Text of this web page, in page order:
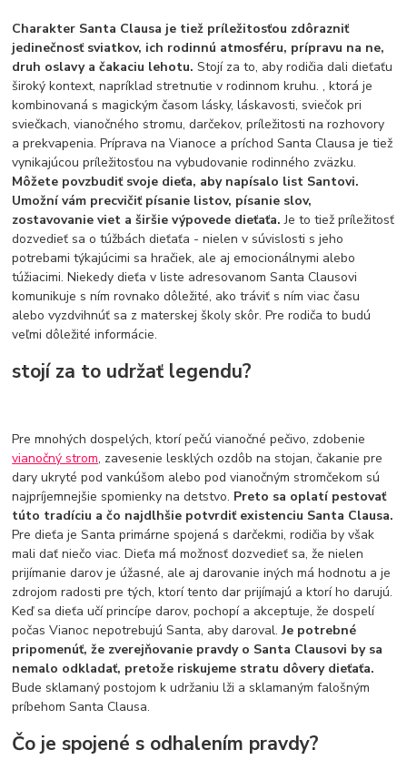
Charakter Santa Clausa je tiež príležitosťou zdôrazniť
jedinečnosť sviatkov, ich rodinnú atmosféru, prípravu na ne,
druh oslavy a čakaciu lehotu.Stojí za to, aby rodičia dali dieťaťu
široký kontext, napríklad stretnutie v rodinnom kruhu. , ktorá je
kombinovaná s magickým časom lásky, láskavosti, sviečok pri
sviečkach, vianočného stromu, darčekov, príležitosti na rozhovory
a prekvapenia. Príprava na Vianoce a príchod Santa Clausa je tiež
vynikajúcou príležitosťou na vybudovanie rodinného zväzku.
Môžete povzbudiť svoje dieťa, aby napísalo list Santovi.
Umožní vám precvičiť písanie listov, písanie slov,
zostavovanie viet a širšie výpovede dieťaťa.Je to tiež príležitosť
dozvedieť sa o túžbách dieťaťa - nielen v súvislosti s jeho
potrebami týkajúcimi sa hračiek, ale aj emocionálnymi alebo
túžiacimi. Niekedy dieťa v liste adresovanom Santa Clausovi
komunikuje s ním rovnako dôležité, ako tráviť s ním viac času
alebo vyzdvihnúť sa z materskej školy skôr. Pre rodiča to budú
veľmi dôležité informácie.
stojí za to udržať legendu?
Pre mnohých dospelých, ktorí pečú vianočné pečivo, zdobenie
vianočný strom, zavesenie lesklých ozdôb na stojan, čakanie pre
dary ukryté pod vankúšom alebo pod vianočným stromčekom sú
najpríjemnejšie spomienky na detstvo. Preto sa oplatí pestovať
túto tradíciu a čo najdlhšie potvrdiť existenciu Santa Clausa.
Pre dieťa je Santa primárne spojená s darčekmi, rodičia by však
mali dať niečo viac. Dieťa má možnosť dozvedieť sa, že nielen
prijímanie darov je úžasné, ale aj darovanie iných má hodnotu a je
zdrojom radosti pre tých, ktorí tento dar prijímajú a ktorí ho darujú.
Keď sa dieťa učí princípe darov, pochopí a akceptuje, že dospelí
počas Vianoc nepotrebujú Santa, aby daroval.Je potrebné
pripomenúť, že zverejňovanie pravdy o Santa Clausovi by sa
nemalo odkladať, pretože riskujeme stratu dôvery dieťaťa.
Bude sklamaný postojom k udržaniu lži a sklamaným falošným
príbehom Santa Clausa.
Čo je spojené s odhalením pravdy?